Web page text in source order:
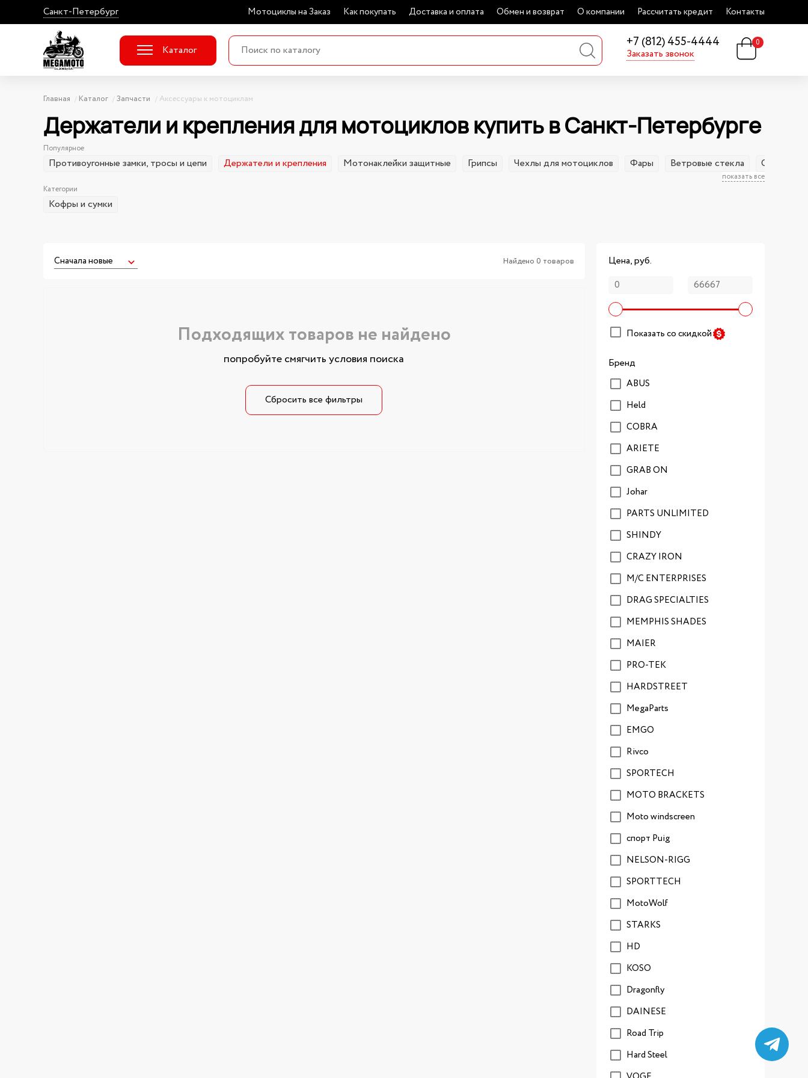
Санкт-Петербург Мотоциклы на Заказ Как покупать Доставка и оплата Обмен и возврат О компании Рассчитать кредит Контакты
+7 (812) 455-4444
Заказать звонок
Каталог
0
Главная Каталог Запчасти Аксессуары к мотоциклам
Держатели и крепления для мотоциклов купить в Санкт-Петербурге
Популярное
показать все
Противоугонные замки, тросы и цепи Держатели и крепления Мотонаклейки защитные Грипсы Чехлы для мотоциклов Фары Ветровые стекла Спинки
Категории
Кофры и сумки
Найдено 0 товаров
Подходящих товаров не найдено
попробуйте смягчить условия поиска
Сбросить все фильтры
Цена, руб.
Показать со скидкой
Бренд
ABUS
Held
COBRA
ARIETE
GRAB ON
Johar
PARTS UNLIMITED
SHINDY
CRAZY IRON
M/C ENTERPRISES
DRAG SPECIALTIES
MEMPHIS SHADES
MAIER
PRO-TEK
HARDSTREET
MegaParts
EMGO
Rivco
SPORTECH
MOTO BRACKETS
Moto windscreen
спорт Puig
NELSON-RIGG
SPORTTECH
MotoWolf
STARKS
HD
KOSO
Dragonfly
DAINESE
Road Trip
Hard Steel